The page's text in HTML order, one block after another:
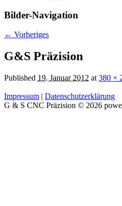
Bilder-Navigation
← Vorheriges
G&S Präzision
Published 19. Januar 2012 at 380 ×
Impressum | Datenschutzerklärung
G & S CNC Präzision © 2026